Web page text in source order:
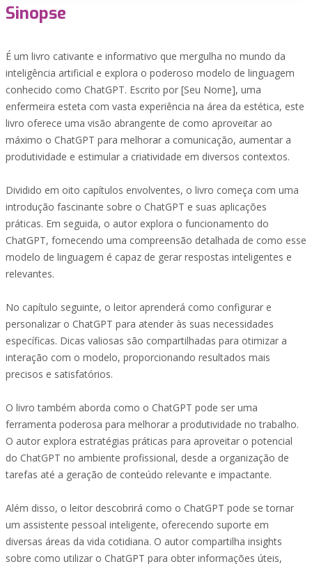
Sinopse
É um livro cativante e informativo que mergulha no mundo da
inteligência artificial e explora o poderoso modelo de linguagem
conhecido como ChatGPT. Escrito por [Seu Nome], uma
enfermeira esteta com vasta experiência na área da estética, este
livro oferece uma visão abrangente de como aproveitar ao
máximo o ChatGPT para melhorar a comunicação, aumentar a
produtividade e estimular a criatividade em diversos contextos.
Dividido em oito capítulos envolventes, o livro começa com uma
introdução fascinante sobre o ChatGPT e suas aplicações
práticas. Em seguida, o autor explora o funcionamento do
ChatGPT, fornecendo uma compreensão detalhada de como esse
modelo de linguagem é capaz de gerar respostas inteligentes e
relevantes.
No capítulo seguinte, o leitor aprenderá como configurar e
personalizar o ChatGPT para atender às suas necessidades
específicas. Dicas valiosas são compartilhadas para otimizar a
interação com o modelo, proporcionando resultados mais
precisos e satisfatórios.
O livro também aborda como o ChatGPT pode ser uma
ferramenta poderosa para melhorar a produtividade no trabalho.
O autor explora estratégias práticas para aproveitar o potencial
do ChatGPT no ambiente profissional, desde a organização de
tarefas até a geração de conteúdo relevante e impactante.
Além disso, o leitor descobrirá como o ChatGPT pode se tornar
um assistente pessoal inteligente, oferecendo suporte em
diversas áreas da vida cotidiana. O autor compartilha insights
sobre como utilizar o ChatGPT para obter informações úteis,